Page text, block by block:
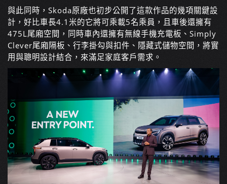
與此同時，Skoda原廠也初步公開了這款作品的幾項關鍵設
計，好比車長4.1米的它將可乘載5名乘員，且車後還擁有
475L尾廂空間，同時車內還擁有無線手機充電板、Simply
Clever尾廂隔板、行李掛勾與扣件、隱藏式儲物空間，將實
用與聰明設計結合，來滿足家庭客戶需求。